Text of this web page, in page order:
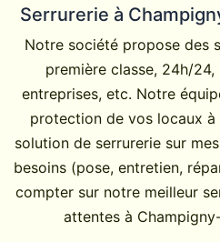
Serrurerie à
Notre société propose des
première classe, 24h/
entreprises, etc. Notre
protection de vos locaux
solution de serrurerie sur
besoins (pose, entretien,
compter sur notre meilleur
attentes à